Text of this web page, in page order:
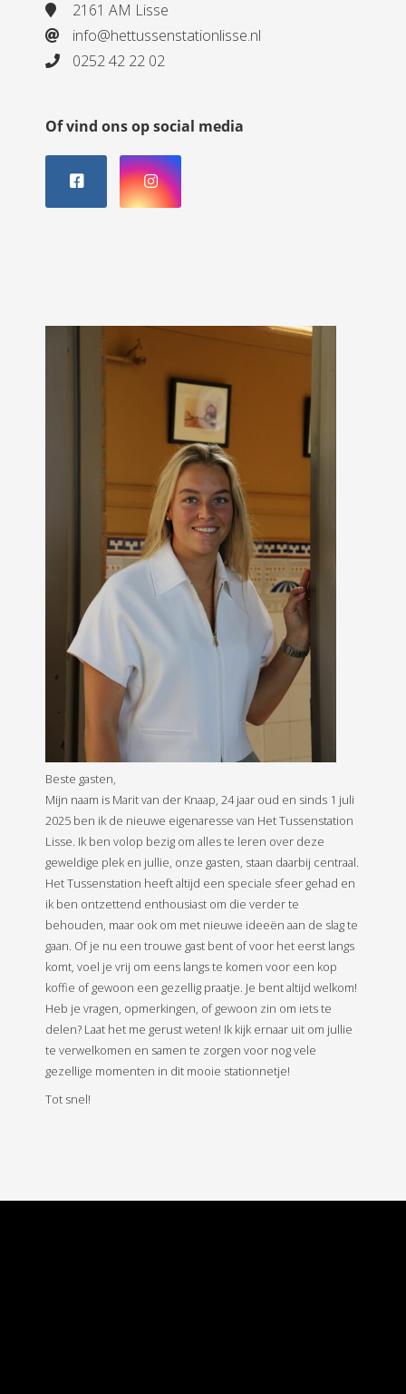
2161 AM Lisse
info@hettussenstationlisse.nl
0252 42 22 02
Of vind ons op social media
Beste gasten,
Mijn naam is Marit van der Knaap, 24 jaar oud en sinds 1 juli
2025 ben ik de nieuwe eigenaresse van Het Tussenstation
Lisse. Ik ben volop bezig om alles te leren over deze
geweldige plek en jullie, onze gasten, staan daarbij centraal.
Het Tussenstation heeft altijd een speciale sfeer gehad en
ik ben ontzettend enthousiast om die verder te
behouden, maar ook om met nieuwe ideeën aan de slag te
gaan. Of je nu een trouwe gast bent of voor het eerst langs
komt, voel je vrij om eens langs te komen voor een kop
koffie of gewoon een gezellig praatje. Je bent altijd welkom!
Heb je vragen, opmerkingen, of gewoon zin om iets te
delen? Laat het me gerust weten! Ik kijk ernaar uit om jullie
te verwelkomen en samen te zorgen voor nog vele
gezellige momenten in dit mooie stationnetje!
Tot snel!